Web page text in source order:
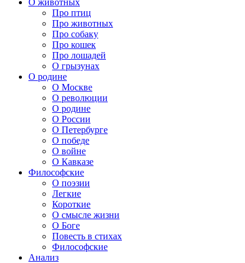
О животных
Про птиц
Про животных
Про собаку
Про кошек
Про лошадей
О грызунах
О родине
О Москве
О революции
О родине
О России
О Петербурге
О победе
О войне
О Кавказе
Философские
О поэзии
Легкие
Короткие
О смысле жизни
О Боге
Повесть в стихах
Философские
Анализ